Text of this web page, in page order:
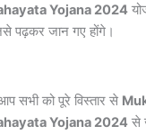
Yojana 2024
पढ़कर जान गए होंगे।
सभी को पूरे विस्तार से
Yojana 2024 से